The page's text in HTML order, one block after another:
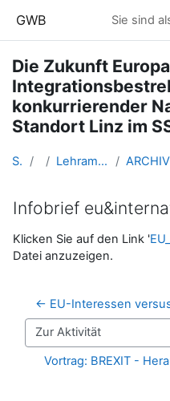
GWB Sie sind
Die Zukunft
konkurrierender
Standort Linz im
Startseite Kurse Lehramtsausbildung GW im Cluster Österreich Mitte
Infobrief
Abschlussbedingungen
Klicken Sie auf den Link '
Datei anzuzeigen.
← EU-Interessen
Zur Aktivität
Vortrag: BREXIT -